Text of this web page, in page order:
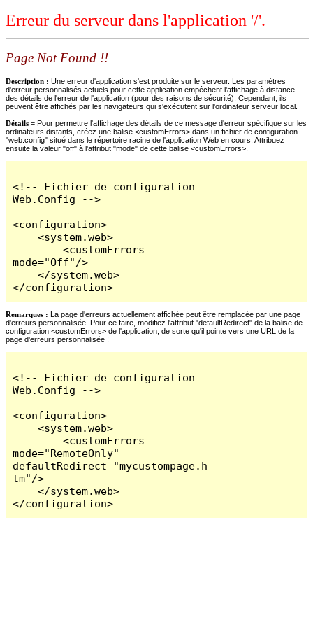
Erreur du serveur dans l'application '/'.
Page Not Found !!
Description : Une erreur d'application s'est produite sur le serveur. Les paramètres
d'erreur personnalisés actuels pour cette application empêchent l'affichage à distance
des détails de l'erreur de l'application (pour des raisons de sécurité). Cependant, ils
peuvent être affichés par les navigateurs qui s'exécutent sur l'ordinateur serveur local.
Détails = Pour permettre l'affichage des détails de ce message d'erreur spécifique sur les
ordinateurs distants, créez une balise <customErrors> dans un fichier de configuration
"web.config" situé dans le répertoire racine de l'application Web en cours. Attribuez
ensuite la valeur "off" à l'attribut "mode" de cette balise <customErrors>.
<!-- Fichier de configuration
Web.Config -->
<configuration>
    <system.web>
        <customErrors
mode="Off"/>
    </system.web>
</configuration>
Remarques : La page d'erreurs actuellement affichée peut être remplacée par une page
d'erreurs personnalisée. Pour ce faire, modifiez l'attribut "defaultRedirect" de la balise de
configuration <customErrors> de l'application, de sorte qu'il pointe vers une URL de la
page d'erreurs personnalisée !
<!-- Fichier de configuration
Web.Config -->
<configuration>
    <system.web>
        <customErrors
mode="RemoteOnly"
defaultRedirect="mycustompage.h
tm"/>
    </system.web>
</configuration>